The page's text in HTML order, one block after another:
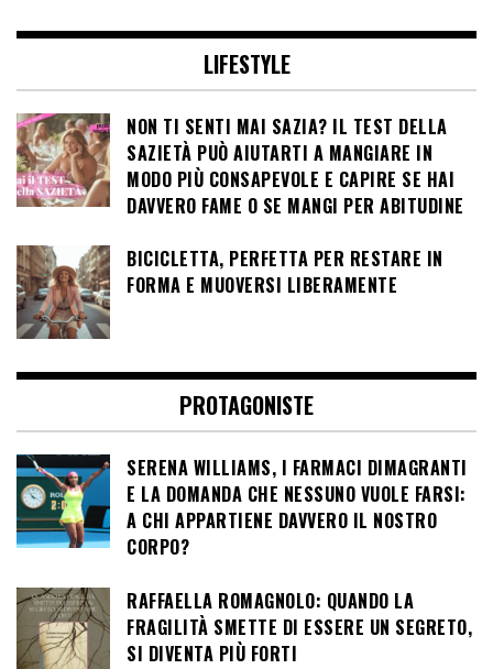
LIFESTYLE
NON TI SENTI MAI SAZIA? IL TEST DELLA
SAZIETÀ PUÒ AIUTARTI A MANGIARE IN
MODO PIÙ CONSAPEVOLE E CAPIRE SE HAI
DAVVERO FAME O SE MANGI PER ABITUDINE
BICICLETTA, PERFETTA PER RESTARE IN
FORMA E MUOVERSI LIBERAMENTE
PROTAGONISTE
SERENA WILLIAMS, I FARMACI DIMAGRANTI
E LA DOMANDA CHE NESSUNO VUOLE FARSI:
A CHI APPARTIENE DAVVERO IL NOSTRO
CORPO?
RAFFAELLA ROMAGNOLO: QUANDO LA
FRAGILITÀ SMETTE DI ESSERE UN SEGRETO,
SI DIVENTA PIÙ FORTI